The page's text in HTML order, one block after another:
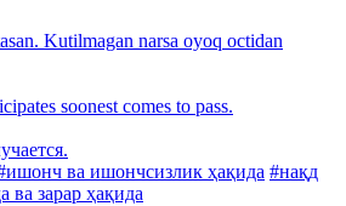
Kutilmagan narsa oyoq octidan
soonest comes to pass.
ва ишончсизлик ҳақида #нақд
ва зарар ҳақида